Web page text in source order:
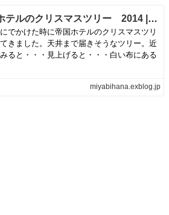
帝国ホテルのクリスマスツリー 2014 | 風と花を紡いで
でかけた時に帝国ホテルのクリスマスツリ
きました。天井まで届きそうなツリー。近
ると・・・見上げると・・・白い布にある
miyabihana.exblog.jp